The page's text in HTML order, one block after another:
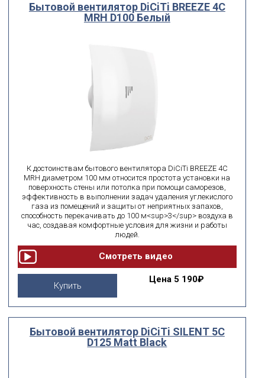
Бытовой вентилятор DiCiTi BREEZE 4C
MRH D100 Белый
К достоинствам бытового вентилятора DiCiTi BREEZE 4C
MRH диаметром 100 мм относится простота установки на
поверхность стены или потолка при помощи саморезов,
эффективность в выполнении задач удаления углекислого
газа из помещений и защиты от неприятных запахов,
способность перекачивать до 100 м<sup>3</sup> воздуха в
час, создавая комфортные условия для жизни и работы
людей.
Купить
Цена 5 190₽
Бытовой вентилятор DiCiTi SILENT 5C
D125 Matt Black